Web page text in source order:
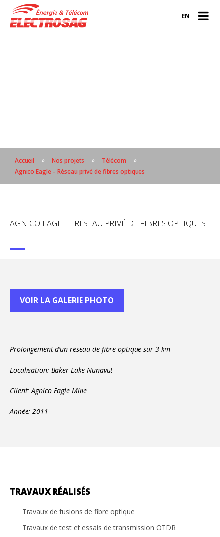
EN
Accueil » Nos projets » Télécom »
Agnico Eagle – Réseau privé de fibres optiques
AGNICO EAGLE – RÉSEAU PRIVÉ DE FIBRES OPTIQUES
VOIR LA GALERIE PHOTO
Prolongement d’un réseau de fibre optique sur 3 km
Localisation: Baker Lake Nunavut
Client: Agnico Eagle Mine
Année: 2011
TRAVAUX RÉALISÉS
Travaux de fusions de fibre optique
Travaux de test et essais de transmission OTDR